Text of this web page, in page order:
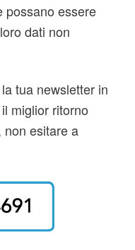
possano essere
dati non
tua newsletter in
miglior ritorno
non esitare a